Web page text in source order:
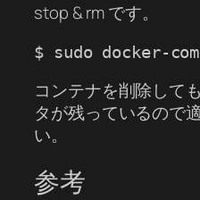
stop & rm です。
コンテナを削除しても
タが残っているので
い。
参考